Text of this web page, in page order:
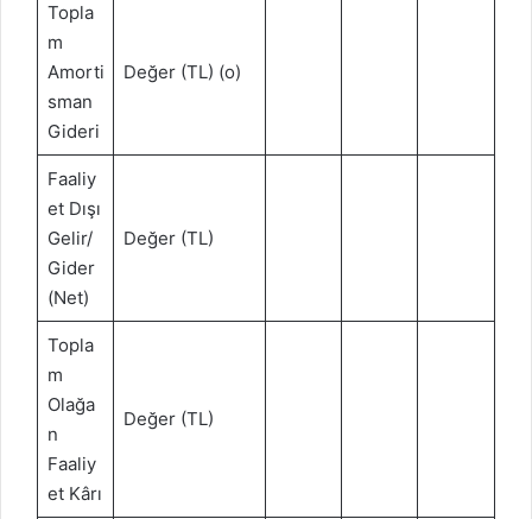
Topla
m
Amorti
sman
Gideri
Değer (TL) (o)
Faaliy
et Dışı
Gelir/
Gider
(Net)
Değer (TL)
Topla
m
Olağa
n
Faaliy
et Kârı
Değer (TL)